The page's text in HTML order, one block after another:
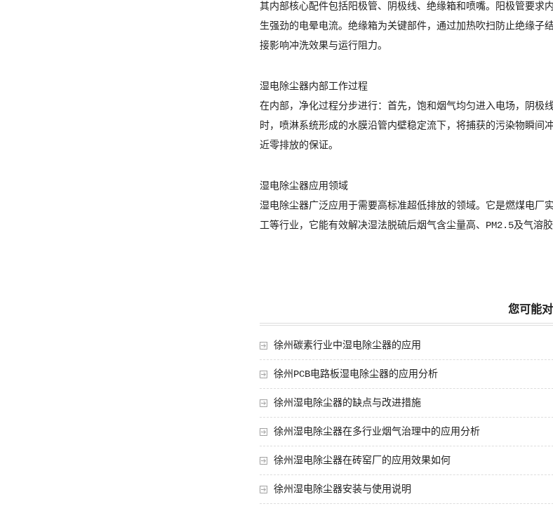
其内部核心配件包括阳极管、阴极线、绝缘箱和喷嘴。阳极管要求
生强劲的电晕电流。绝缘箱为关键部件，通过加热吹扫防止绝缘子
接影响冲洗效果与运行阻力。
湿电除尘器内部工作过程
在内部，净化过程分步进行：首先，饱和烟气均匀进入电场，阴
时，喷淋系统形成的水膜沿管内壁稳定流下，将捕获的污染物瞬
近零排放的保证。
湿电除尘器应用领域
湿电除尘器广泛应用于需要高标准超低排放的领域。它是燃煤电
工等行业，它能有效解决湿法脱硫后烟气含尘量高、PM2.5及气溶
您可能
徐州碳素行业中湿电除尘器的应用
徐州PCB电路板湿电除尘器的应用分析
徐州湿电除尘器的缺点与改进措施
徐州湿电除尘器在多行业烟气治理中的应用分析
徐州湿电除尘器在砖窑厂的应用效果如何
徐州湿电除尘器安装与使用说明